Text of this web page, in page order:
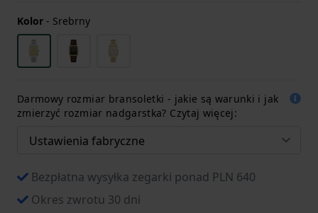
Kolor - Srebrny
Darmowy rozmiar bransoletki - jakie są warunki i jak
zmierzyć rozmiar nadgarstka? Czytaj więcej:
Bezpłatna wysyłka zegarki ponad PLN 640
Okres zwrotu 30 dni